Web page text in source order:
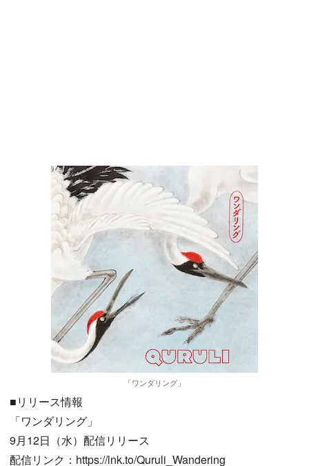
「ワンダリング」
■リリース情報
「ワンダリング」
9月12日（水）配信リリース
配信リンク：https://lnk.to/Quruli_Wandering